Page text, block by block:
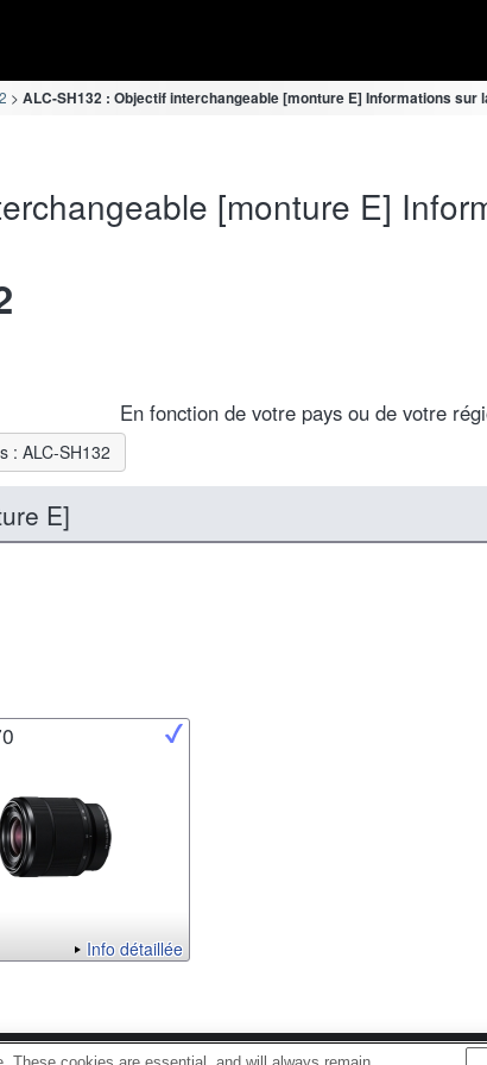
ALC-SH132 : Objectif interchangeable [monture E] Informations sur
[monture E]
En fonction de votre pays ou de votre
: ALC-SH132
E]
Info détaillée